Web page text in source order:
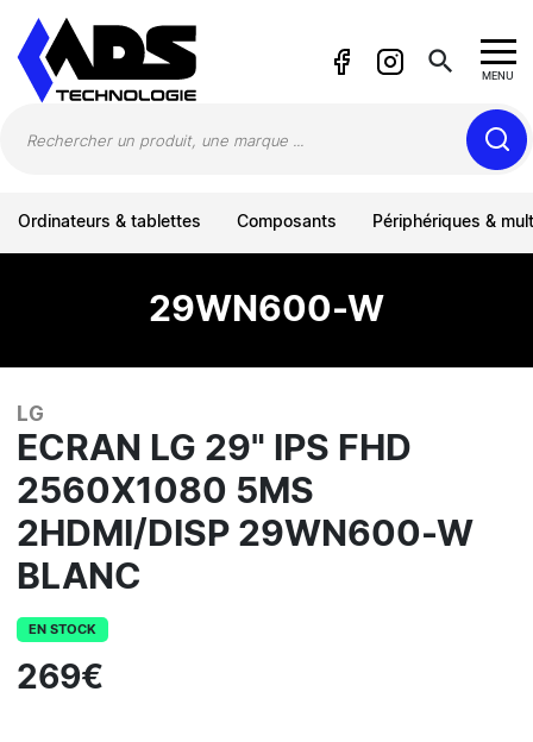
search MENU
Ordinateurs & tablettes Composants Périphériques &
29WN600-W
LG
ECRAN LG 29" IPS FHD
2560X1080 5MS
2HDMI/DISP 29WN600-W
BLANC
EN STOCK
269€